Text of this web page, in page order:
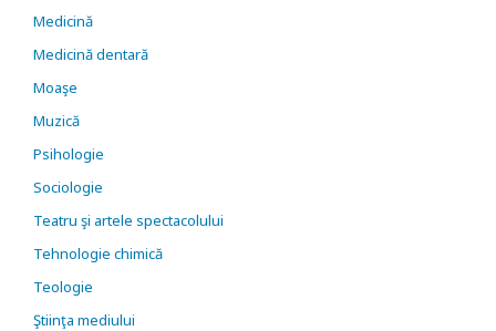
Medicină
Medicină dentară
Moaşe
Muzică
Psihologie
Sociologie
Teatru şi artele spectacolului
Tehnologie chimică
Teologie
Ştiinţa mediului